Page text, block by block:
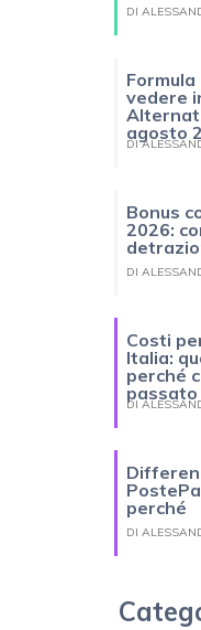
DI
Formula
vedere
agosto
DI
Bonus
2026:
DI
Costi
Italia:
perché
passato
DI
perché
DI